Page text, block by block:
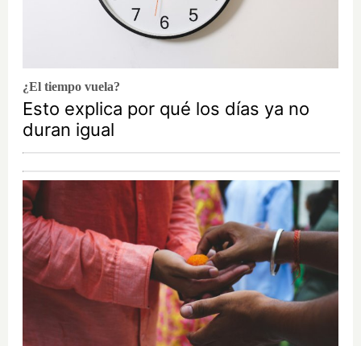
¿El tiempo vuela?
Esto explica por qué los días ya no
duran igual